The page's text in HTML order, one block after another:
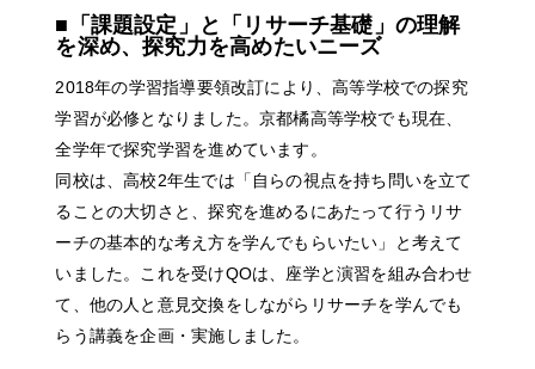
■「課題設定」と「リサーチ基礎」の理解
を深め、探究力を高めたいニーズ
2018年の学習指導要領改訂により、高等学校での探究
学習が必修となりました。京都橘高等学校でも現在、
全学年で探究学習を進めています。
同校は、高校2年生では「自らの視点を持ち問いを立て
ることの大切さと、探究を進めるにあたって行うリサ
ーチの基本的な考え方を学んでもらいたい」と考えて
いました。これを受けQOは、座学と演習を組み合わせ
て、他の人と意見交換をしながらリサーチを学んでも
らう講義を企画・実施しました。